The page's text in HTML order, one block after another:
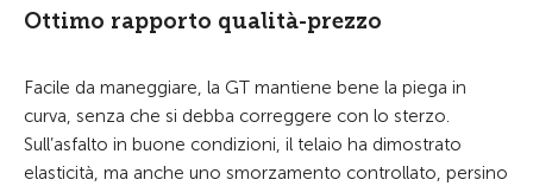
Ottimo rapporto qualità-prezzo
Facile da maneggiare, la GT mantiene bene la piega in
curva, senza che si debba correggere con lo sterzo.
Sull’asfalto in buone condizioni, il telaio ha dimostrato
elasticità, ma anche uno smorzamento controllato, persino